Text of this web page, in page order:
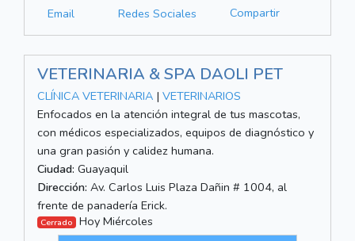
Email
Redes Sociales Compartir
VETERINARIA & SPA DAOLI PET
CLÍNICA VETERINARIA | VETERINARIOS
Enfocados en la atención integral de tus mascotas,
con médicos especializados, equipos de diagnóstico y
una gran pasión y calidez humana.
Ciudad: Guayaquil
Dirección: Av. Carlos Luis Plaza Dañin # 1004, al
frente de panadería Erick.
Cerrado Hoy Miércoles